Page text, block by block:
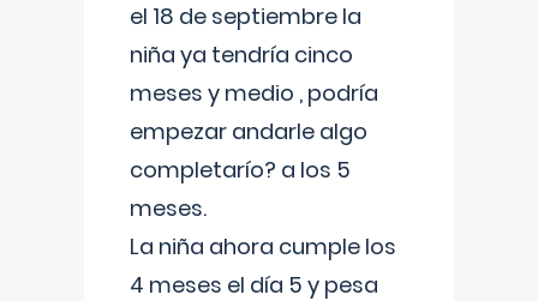
el 18 de septiembre la
niña ya tendría cinco
meses y medio , podría
empezar andarle algo
completarío? a los 5
meses.
La niña ahora cumple los
4 meses el día 5 y pesa